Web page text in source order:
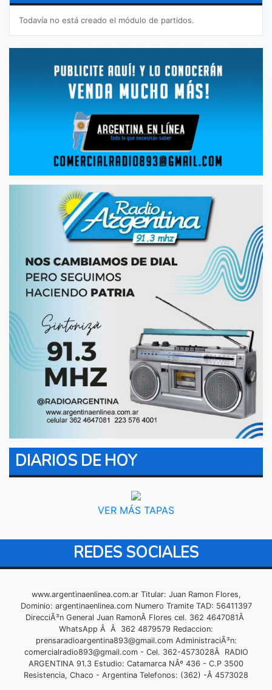
Todavía no está creado el módulo de partidos.
DIARIOS DE HOY
VER MÁS TAPAS
REDES SOCIALES
www.argentinaenlinea.com.ar Titular: Juan Ramon Flores,
Dominio: argentinaenlinea.com Numero Tramite TAD: 56411397
DirecciÃ³n General Juan RamonÂ Flores cel. 362 4647081Â
WhatsApp Â Â 362 4879579 Redaccion:
prensaradioargentina893@gmail.comAdministraciÃ³n:
comercialradio893@gmail.com- Cel. 362-4573028Â RADIO
ARGENTINA 91.3 Estudio: Catamarca NÂº 436 - C.P 3500
Resistencia, Chaco - Argentina Telefonos: (362) -Â 4573028